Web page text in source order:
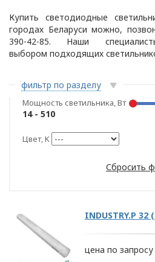
Купить светодиодные
городах Беларуси можно,
390-42-85. Наши
выбором подходящих
Мощность светильника, Вт
14 - 510
Цвет, K
Сбросить
фильтр по разделу
INDUSTRY.Р
цена по запросу